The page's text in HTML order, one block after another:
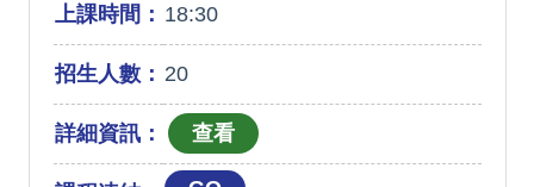
上課時間： 18:30
招生人數： 20
詳細資訊：